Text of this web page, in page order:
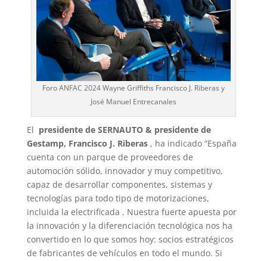
Foro ANFAC 2024 Wayne Griffiths Francisco J. Riberas y
José Manuel Entrecanales
El presidente de SERNAUTO & presidente de
Gestamp, Francisco J. Riberas, ha indicado “España
cuenta con un parque de proveedores de
automoción sólido, innovador y muy competitivo,
capaz de desarrollar componentes, sistemas y
tecnologías para todo tipo de motorizaciones,
incluida la electrificada . Nuestra fuerte apuesta por
la innovación y la diferenciación tecnológica nos ha
convertido en lo que somos hoy: socios estratégicos
de fabricantes de vehículos en todo el mundo. Si